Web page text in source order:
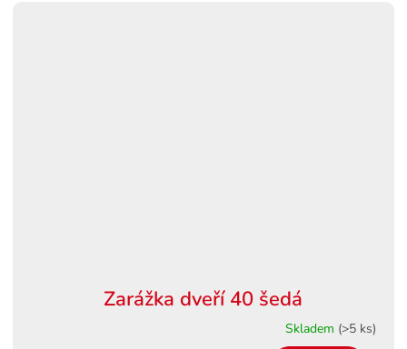
Zarážka dveří 40 šedá
Skladem (>5 ks)